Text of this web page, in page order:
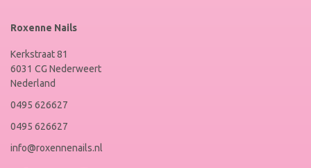
Roxenne Nails
Kerkstraat 81
6031 CG Nederweert
Nederland
0495 626627
0495 626627
info@roxennenails.nl